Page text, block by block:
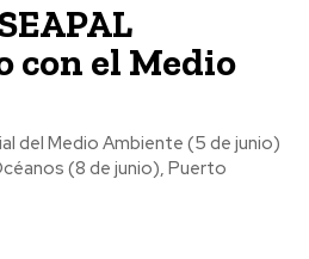
con el Medio
del Medio Ambiente (5 de junio)
(8 de junio), Puerto